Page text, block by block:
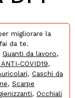
migliorare la
da te.
Guanti da lavoro,
COVID19,
, Caschi da
, Scarpe
, Occhiali